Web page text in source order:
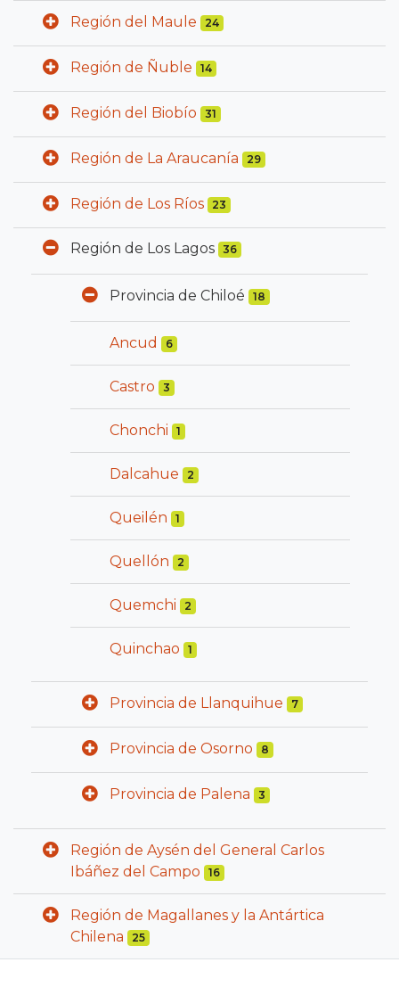
Región del Maule 24
Región de Ñuble 14
Región del Biobío 31
Región de La Araucanía 29
Región de Los Ríos 23
Región de Los Lagos 36
Provincia de Chiloé 18
Ancud 6
Castro 3
Chonchi 1
Dalcahue 2
Queilén 1
Quellón 2
Quemchi 2
Quinchao 1
Provincia de Llanquihue 7
Provincia de Osorno 8
Provincia de Palena 3
Región de Aysén del General Carlos
Ibáñez del Campo
16
Región de Magallanes y la Antártica
Chilena
25